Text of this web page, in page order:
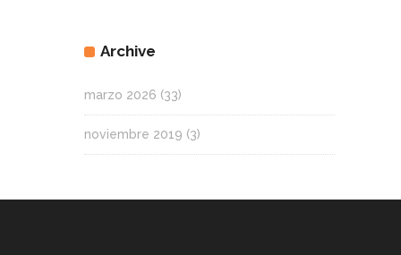
Archive
marzo 2026 (33)
noviembre 2019 (3)